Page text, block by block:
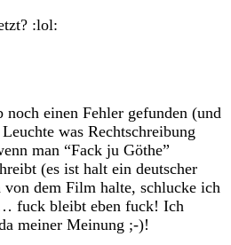
:lol:
einen Fehler gefunden (und
was Rechtschreibung
man “Fack ju Göthe”
(es ist halt ein deutscher
dem Film halte, schlucke ich
fuck bleibt eben fuck! Ich
meiner Meinung ;-)!